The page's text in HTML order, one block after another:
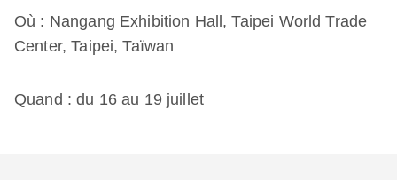
Où : Nangang Exhibition Hall, Taipei World Trade
Center, Taipei, Taïwan
Quand : du 16 au 19 juillet